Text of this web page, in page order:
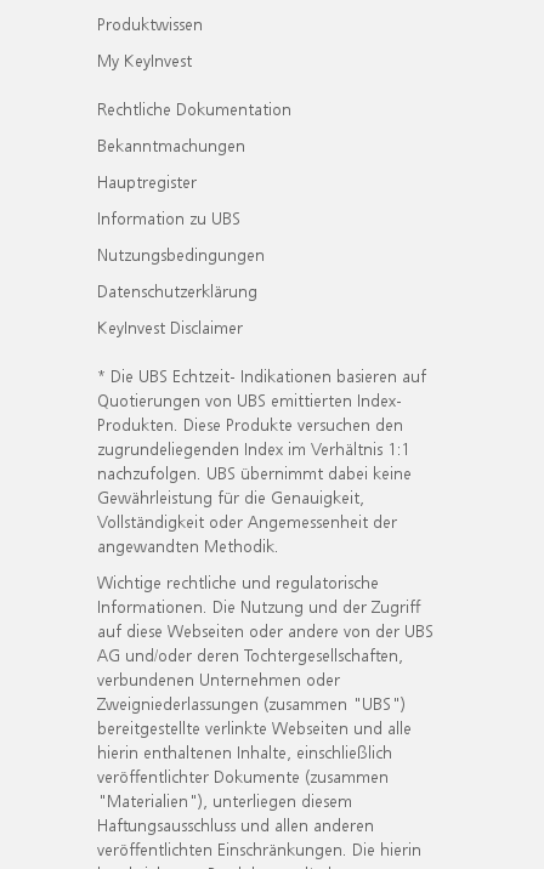
Produktwissen
My KeyInvest
Rechtliche Dokumentation
Bekanntmachungen
Hauptregister
Information zu UBS
Nutzungsbedingungen
Datenschutzerklärung
KeyInvest Disclaimer
* Die UBS Echtzeit- Indikationen basieren auf
Quotierungen von UBS emittierten Index-
Produkten. Diese Produkte versuchen den
zugrundeliegenden Index im Verhältnis 1:1
nachzufolgen. UBS übernimmt dabei keine
Gewährleistung für die Genauigkeit,
Vollständigkeit oder Angemessenheit der
angewandten Methodik.
Wichtige rechtliche und regulatorische
Informationen. Die Nutzung und der Zugriff
auf diese Webseiten oder andere von der UBS
AG und/oder deren Tochtergesellschaften,
verbundenen Unternehmen oder
Zweigniederlassungen (zusammen "UBS")
bereitgestellte verlinkte Webseiten und alle
hierin enthaltenen Inhalte, einschließlich
veröffentlichter Dokumente (zusammen
"Materialien"), unterliegen diesem
Haftungsausschluss und allen anderen
veröffentlichten Einschränkungen. Die hierin